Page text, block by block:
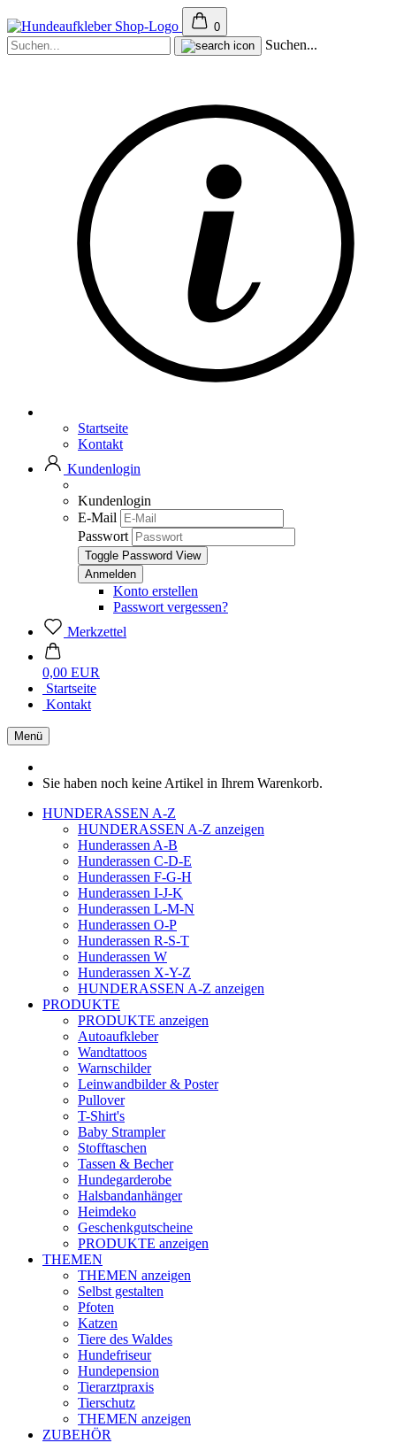
0
Suchen...
Startseite
Kontakt
Kundenlogin
Kundenlogin
E-Mail
Passwort
Toggle Password View
Konto erstellen
Passwort vergessen?
Merkzettel
0,00 EUR
Startseite
Kontakt
Menü
Sie haben noch keine Artikel in Ihrem Warenkorb.
HUNDERASSEN A-Z
HUNDERASSEN A-Z anzeigen
Hunderassen A-B
Hunderassen C-D-E
Hunderassen F-G-H
Hunderassen I-J-K
Hunderassen L-M-N
Hunderassen O-P
Hunderassen R-S-T
Hunderassen W
Hunderassen X-Y-Z
HUNDERASSEN A-Z anzeigen
PRODUKTE
PRODUKTE anzeigen
Autoaufkleber
Wandtattoos
Warnschilder
Leinwandbilder & Poster
Pullover
T-Shirt's
Baby Strampler
Stofftaschen
Tassen & Becher
Hundegarderobe
Halsbandanhänger
Heimdeko
Geschenkgutscheine
PRODUKTE anzeigen
THEMEN
THEMEN anzeigen
Selbst gestalten
Pfoten
Katzen
Tiere des Waldes
Hundefriseur
Hundepension
Tierarztpraxis
Tierschutz
THEMEN anzeigen
ZUBEHÖR